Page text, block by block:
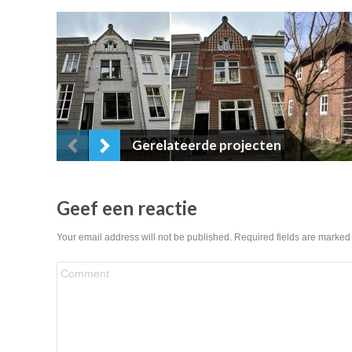
Gerelateerde projecten
Geef een reactie
Your email address will not be published. Required fields are marked
Comment